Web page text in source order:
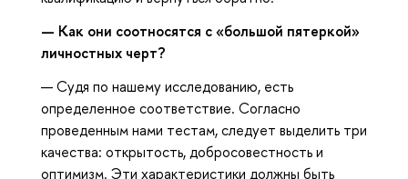
— Как они соотносятся с «большой пятеркой»
личностных черт?
— Судя по нашему исследованию, есть
определенное соответствие. Согласно
проведенным нами тестам, следует выделить три
качества: открытость, добросовестность и
оптимизм. Эти характеристики должны быть